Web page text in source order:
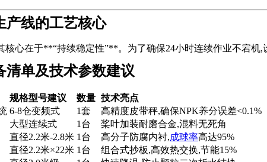
产线的工艺核心
核心在于**“持续稳定性”**。为了确保24小时连续作业不宕机,
清单及技术参数建议
规格型号建议 数量 技术亮点
6-8仓变频式 1套
高精度皮带秤,确保NPK养分误差<0.1%
大型连续式 1台
桨叶加装耐磨合金,混料无死角
直径2.2米-2.8米 1台 高分子防腐内衬,成球率高达95%
直径2.2米×22米 1台
组合式抄板,高效热交换,节能15%